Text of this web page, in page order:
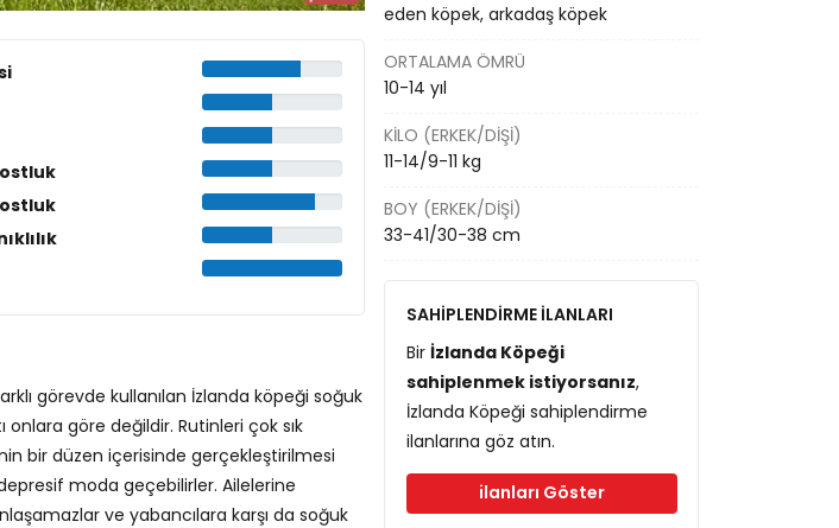
görevde kullanılan İzlanda köpeği soğuk
göre değildir. Rutinleri çok sık
bir düzen içerisinde gerçekleştirilmesi
moda geçebilirler. Ailelerine
ve yabancılara karşı da soğuk
eden köpek, arkadaş köpek
ORTALAMA ÖMRÜ
10-14 yıl
KILO (ERKEK/DIŞI)
11-14/9-11 kg
BOY (ERKEK/DIŞI)
33-41/30-38 cm
SAHİPLENDİRME İLANLARI
Bir İzlanda Köpeği
sahiplenmek istiyorsanız,
İzlanda Köpeği sahiplendirme
ilanlarına göz atın.
ilanları Göster